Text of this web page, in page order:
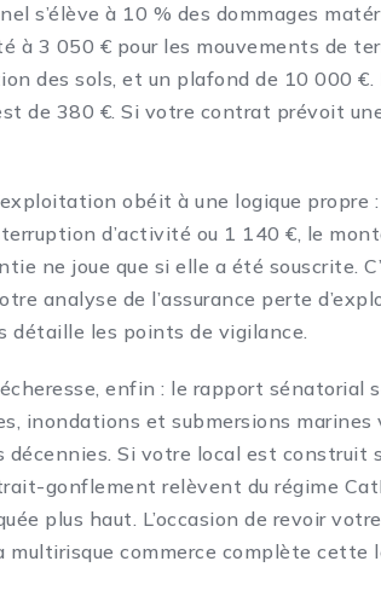
s’élève à 10 % des dommages
à 3 050 € pour les mouvements de
des sols, et un plafond de 10 000
de 380 €. Si votre contrat prévoit
obéit à une logique propre
d’activité ou 1 140 €, le
ne joue que si elle a été souscrite.
analyse de l’assurance perte
détaille les points de vigilance.
enfin : le rapport sénatorial
inondations et submersions
décennies. Si votre local est construit
gonflement relèvent du régime
plus haut. L’occasion de revoir
multirisque commerce complète cette